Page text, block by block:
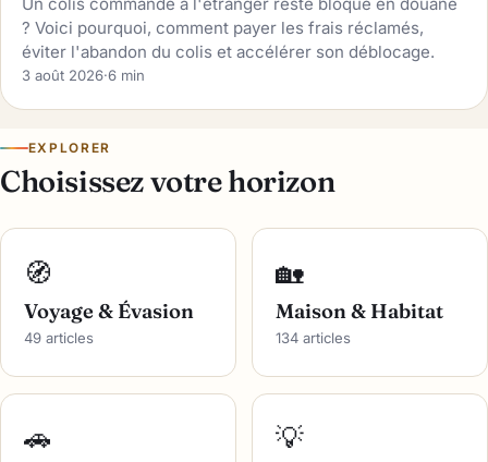
? Voici pourquoi, comment payer les frais réclamés,
éviter l'abandon du colis et accélérer son déblocage.
3 août 2026·6 min
EXPLORER
Choisissez votre horizon
🧭
Voyage & Évasion
49 articles
🏡
Maison & Habitat
134 articles
🚗 💡